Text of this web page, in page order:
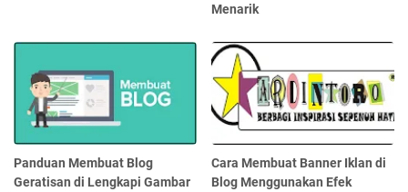
Menarik
Panduan Membuat Blog
Geratisan di Lengkapi Gambar
Cara Membuat Banner Iklan di
Blog Menggunakan Efek